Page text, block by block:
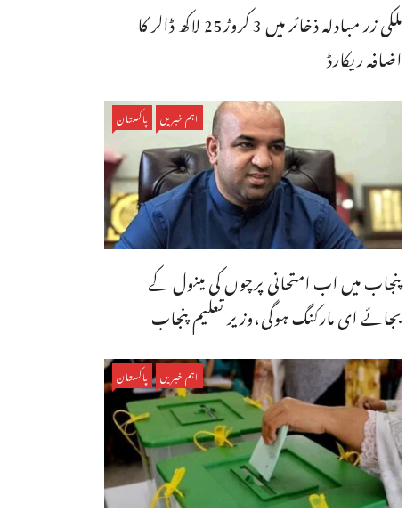
ملکی زر مبادلہ ذخائر میں 3 کروڑ25 لاکھ ڈالر کا
اضافہ ریکارڈ
اہم خبریں پاکستان
پنجاب میں اب امتحانی پرچوں کی مینول کے
بجائے ای مارکنگ ہوگی،وزیر تعلیم پنجاب
اہم خبریں پاکستان